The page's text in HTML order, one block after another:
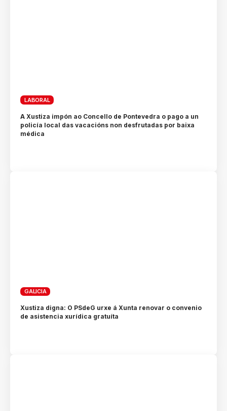
LABORAL
A Xustiza impón ao Concello de Pontevedra o pago a un
policía local das vacacións non desfrutadas por baixa
médica
GALICIA
Xustiza digna: O PSdeG urxe á Xunta renovar o convenio
de asistencia xurídica gratuíta